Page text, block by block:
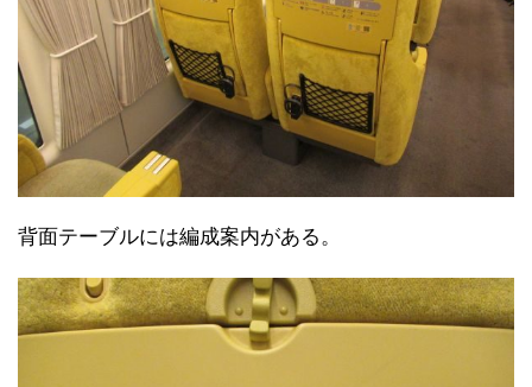
背面テーブルには編成案内がある。